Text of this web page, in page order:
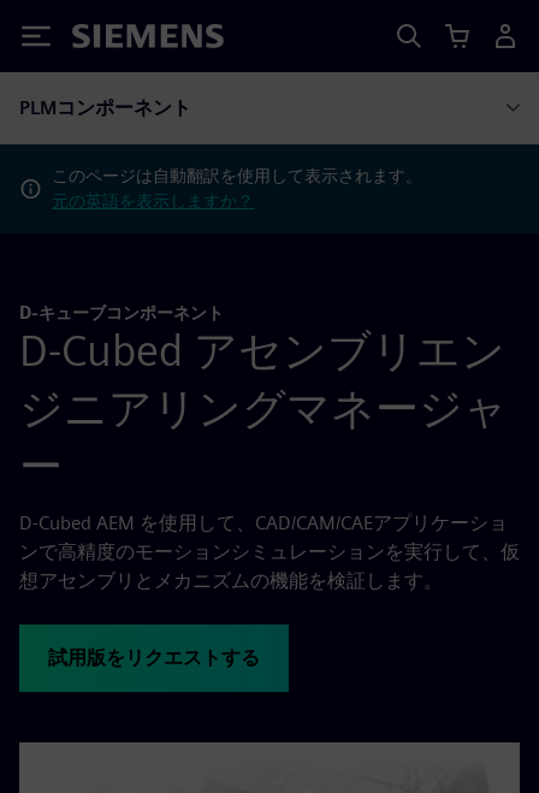
Siemens
PLMコンポーネント
このページは自動翻訳を使用して表示されます。
元の英語を表示しますか？
D-キューブコンポーネント
D-Cubed アセンブリエン
ジニアリングマネージャ
ー
D-Cubed AEM を使用して、CAD/CAM/CAEアプリケーショ
ンで高精度のモーションシミュレーションを実行して、仮
想アセンブリとメカニズムの機能を検証します。
試用版をリクエストする